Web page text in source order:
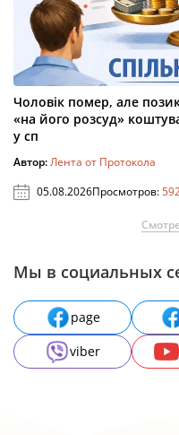
Чоловік помер, але
«на його розсуд»
у сп
Автор:Лента от Протокола
05.08.2026Просмотров:
Мы в социальных
page
viber